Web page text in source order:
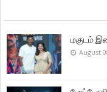
மகுடம்
August